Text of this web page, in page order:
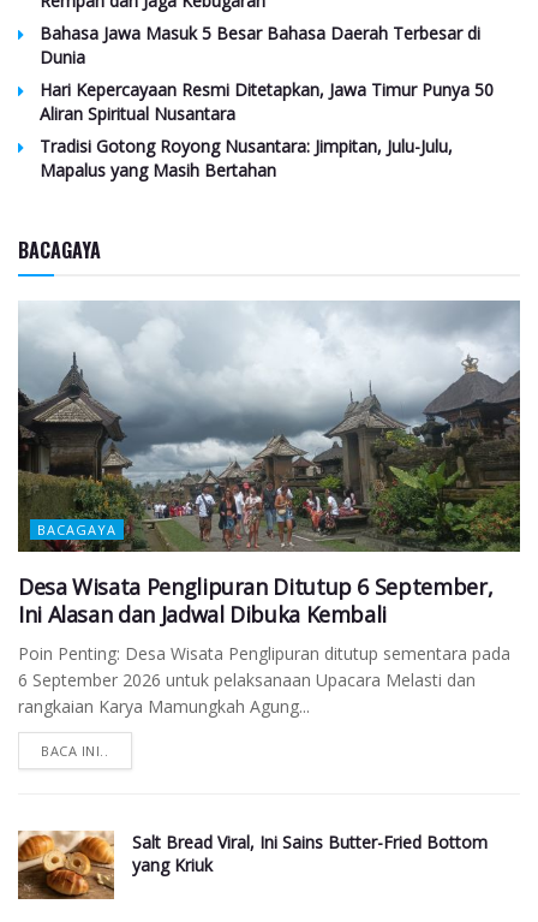
Bahasa Jawa Masuk 5 Besar Bahasa Daerah Terbesar di
Dunia
Hari Kepercayaan Resmi Ditetapkan, Jawa Timur Punya 50
Aliran Spiritual Nusantara
Tradisi Gotong Royong Nusantara: Jimpitan, Julu-Julu,
Mapalus yang Masih Bertahan
BACAGAYA
BACAGAYA
Desa Wisata Penglipuran Ditutup 6 September,
Ini Alasan dan Jadwal Dibuka Kembali
Poin Penting: Desa Wisata Penglipuran ditutup sementara pada
6 September 2026 untuk pelaksanaan Upacara Melasti dan
rangkaian Karya Mamungkah Agung...
BACA INI..
Salt Bread Viral, Ini Sains Butter-Fried Bottom
yang Kriuk